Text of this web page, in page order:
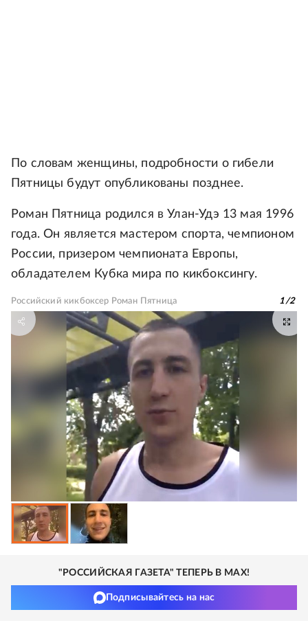
По словам женщины, подробности о гибели
Пятницы будут опубликованы позднее.
Роман Пятница родился в Улан-Удэ 13 мая 1996
года. Он является мастером спорта, чемпионом
России, призером чемпионата Европы,
обладателем Кубка мира по кикбоксингу.
Российский кикбоксер Роман Пятница 1/2
"РОССИЙСКАЯ ГАЗЕТА" ТЕПЕРЬ В MAX!
Подписывайтесь на нас